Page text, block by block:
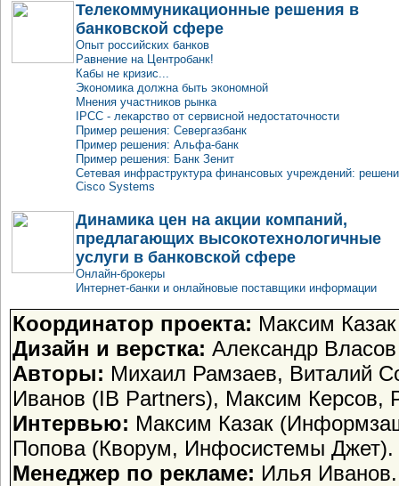
Телекоммуникационные решения в
банковской сфере
Опыт российских банков
Равнение на Центробанк!
Кабы не кризис...
Экономика должна быть экономной
Мнения участников рынка
IPCC - лекарство от сервисной недостаточности
Пример решения: Севергазбанк
Пример решения: Альфа-банк
Пример решения: Банк Зенит
Сетевая инфраструктура финансовых учреждений:
Cisco Systems
Динамика цен на акции компаний,
предлагающих высокотехнологичные
услуги в банковской сфере
Онлайн-брокеры
Интернет-банки и онлайновые поставщики информации
Координатор проекта: Максим Казак
Дизайн и верстка: Александр Власов
Авторы: Михаил Рамзаев, Виталий
Иванов (IB Partners), Максим Керсов,
Интервью: Максим Казак
Попова (Кворум, Инфосистемы Джет).
Менеджер по рекламе: Илья Иванов.